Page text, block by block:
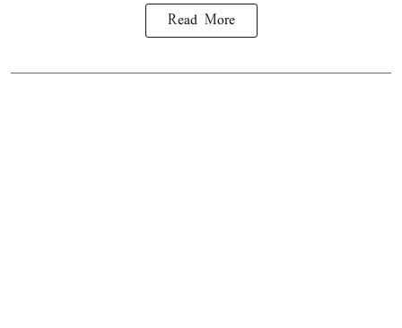
Read More